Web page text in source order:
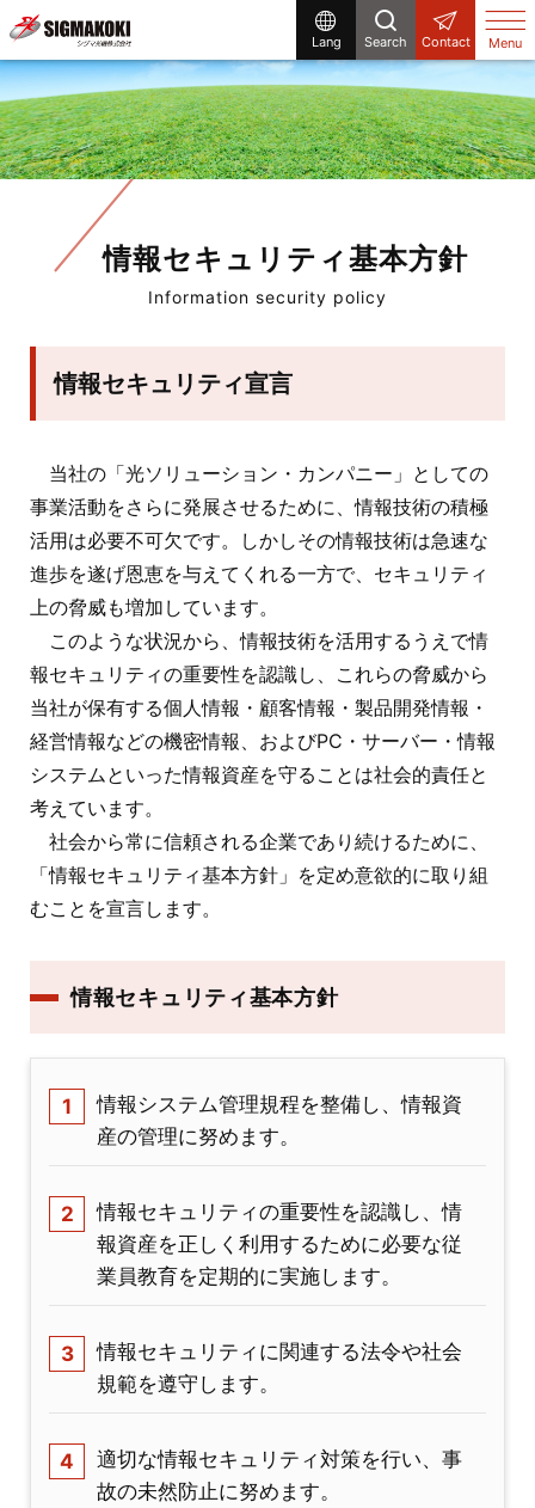
Lang Search Contact Menu
情報セキュリティ基本方針
Information security policy
情報セキュリティ宣言
当社の「光ソリューション・カンパニー」としての
事業活動をさらに発展させるために、情報技術の積極
活用は必要不可欠です。しかしその情報技術は急速な
進歩を遂げ恩恵を与えてくれる一方で、セキュリティ
上の脅威も増加しています。
このような状況から、情報技術を活用するうえで情
報セキュリティの重要性を認識し、これらの脅威から
当社が保有する個人情報・顧客情報・製品開発情報・
経営情報などの機密情報、およびPC・サーバー・情報
システムといった情報資産を守ることは社会的責任と
考えています。
社会から常に信頼される企業であり続けるために、
「情報セキュリティ基本方針」を定め意欲的に取り組
むことを宣言します。
情報セキュリティ基本方針
情報システム管理規程を整備し、情報資
産の管理に努めます。
情報セキュリティの重要性を認識し、情
報資産を正しく利用するために必要な従
業員教育を定期的に実施します。
情報セキュリティに関連する法令や社会
規範を遵守します。
適切な情報セキュリティ対策を行い、事
故の未然防止に努めます。